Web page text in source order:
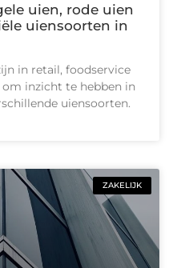
uien, rode uien
uiensoorten in
in retail, foodservice
inzicht te hebben in
uiensoorten.
ZAKELIJK